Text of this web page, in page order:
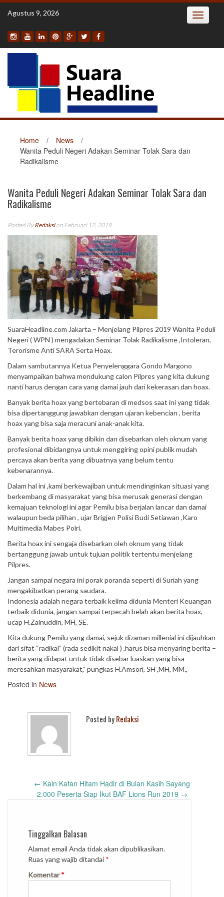
Skip
Agustus 9, 2026 Toggle
Home / News
/
Wanita Peduli Negeri Adakan Seminar Tolak Sara dan
Radikalisme
Wanita Peduli Negeri Adakan Seminar Tolak Sara dan
Radikalisme
Posted ByRedaksion Februari 12, 2019
SuaraHeadline.com Jakarta – Menjelang Pilpres 2019 Wanita Peduli
Negeri ( WPN ) mengadakan Seminar Tolak Radikalisme ,Intoleran,
Terorisme Anti SARA Serta Hoax.
Dalam sambutannya Ketua Penyelenggara Gondo Margono
menyampaikan bahwa mendukung calon Pilpres yang kita dukung
nanti harus dengan cara yang damai jauh dari kekerasan dan hoax.
Banyak berita hoax yang bertebaran di medsos saat ini yang tidak
bisa dipertanggung jawabkan dengan ujaran kebencian , berita
hoax yang bisa saja meracuni anak-anak kita.
Banyak berita hoax yang dibikin dan disebarkan oleh oknum yang
profesional dibidangnya untuk menggiring opini publik mudah
percaya akan berita yang dibuatnya yang belum tentu
kebenarannya.
Dalam hal ini ,kami berkewajiban untuk mendinginkan situasi yang
berkembang di masyarakat yang bisa merusak generasi dengan
kemajuan teknologi ini agar Pemilu bisa berjalan lancar dan damai
walaupun beda pilihan , ujar Brigjen Polisi Budi Setiawan ,Karo
Multimedia Mabes Polri.
Berita hoax ini sengaja disebarkan oleh oknum yang tidak
bertanggung jawab untuk tujuan politik tertentu menjelang
Pilpres.
Jangan sampai negara ini porak poranda seperti di Suriah yang
mengakibatkan perang saudara.
Indonesia adalah negara terbaik kelima didunia Menteri Keuangan
terbaik didunia, jangan sampai terpecah belah akan berita hoax,
ucap H.Zainuddin, MH, SE.
Kita dukung Pemilu yang damai, sejuk dizaman millenial ini dijauhkan
dari sifat “radikal” (rada sedikit nakal ) ,harus bisa menyaring berita –
berita yang didapat untuk tidak disebar luaskan yang bisa
meresahkan masyarakat,” pungkas H.Amsori, SH ,MH, MM.,
Posted in News
Posted byRedaksi
navigation
← Kain Kafan Hitam Hadir di Bulan Kasih Sayang
2.000 Peserta Siap Ikut BAF Lions Run 2019 →
Tinggalkan Balasan
Alamat email Anda tidak akan dipublikasikan.
Ruas yang wajib ditandai *
Komentar*